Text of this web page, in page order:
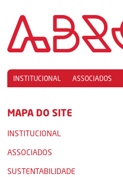
INSTITUCIONAL ASSOCIADOS
MAPA DO SITE
INSTITUCIONAL
ASSOCIADOS
SUSTENTABILIDADE